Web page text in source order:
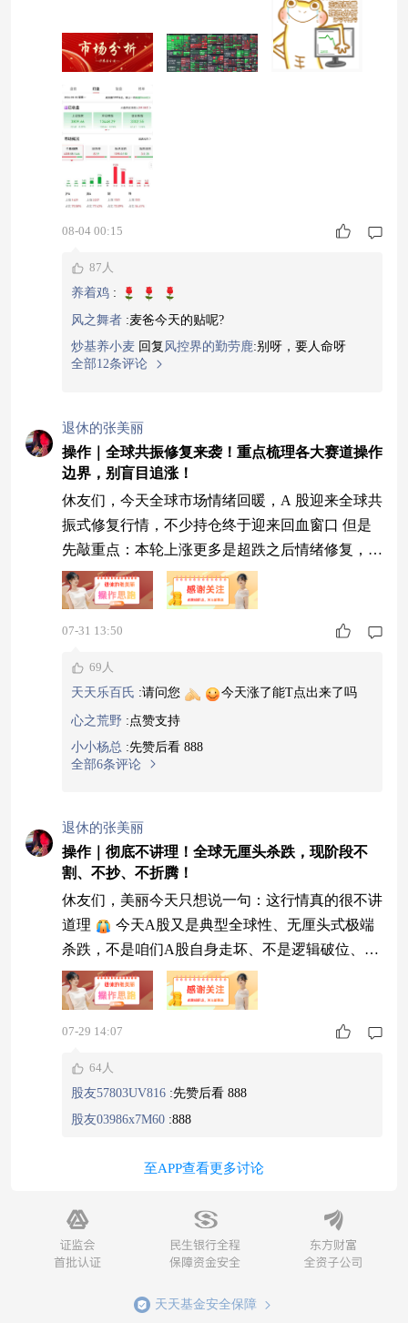
生又给大伙染成了一片绿油油！” 说实话，已经在
深水区坚守磨砂快一个月了，在缩量到极致的环境
下，确实是极其煎熬的。都不看看账户亏损了！
今天指数整体跌得让人难受，沪指跌0.59%失守38
10点，创业板指大跌1.24%，科创方向
08-04 00:15
87人
养着鸡 :
风之舞者 :麦爸今天的贴呢?
炒基养小麦 回复 风控界的勤劳鹿:别呀，要人命呀
全部12条评论
退休的张美丽
操作｜全球共振修复来袭！重点梳理各大赛道操作
边界，别盲目追涨！
休友们，今天全球市场情绪回暖，A 股迎来全球共
振式修复行情，不少持仓终于迎来回血窗口 但是
先敲重点：本轮上涨更多是超跌之后情绪修复，反
弹持续性依旧有待验证，切勿直接当成趋势反转重
仓冲锋！ 后市大盘走势深度分析（全球 + A 股视
角） 本轮修复由外围股市企稳回暖点燃，叠加多
补，属于情绪驱动的修复行情。 想要判断行情能
不能延续，紧盯两大核心信号： 信号 1：
07-31 13:50
69人
天天乐百氏 :请问您 今天涨了能T点出来了吗
心之荒野 : 点赞支持
小小杨总 :先赞后看 888
全部6条评论
退休的张美丽
操作｜彻底不讲理！全球无厘头杀跌，现阶段不
割、不抄、不折腾！
休友们，美丽今天只想说一句：这行情真的很不讲
道理
今天A股又是典型全球性、无厘头式极端
杀跌，不是咱们A股自身走坏、不是逻辑破位、不
是业绩暴雷，纯粹是外围科技情绪崩盘，带崩了整
个国内硬科技赛道。 指数看着跌幅还好，但科
创、创业板、科技核心标的杀得非常狠，很多朋友
逻辑没坏、基本面没变、位置已经很低，结果还能
无脑往下砸，真的是极端情绪盘，完全脱离技术
面、
07-29 14:07
64人
股友57803UV816 :先赞后看 888
股友03986x7M60 :888
至APP查看更多讨论
天天基金安全保障